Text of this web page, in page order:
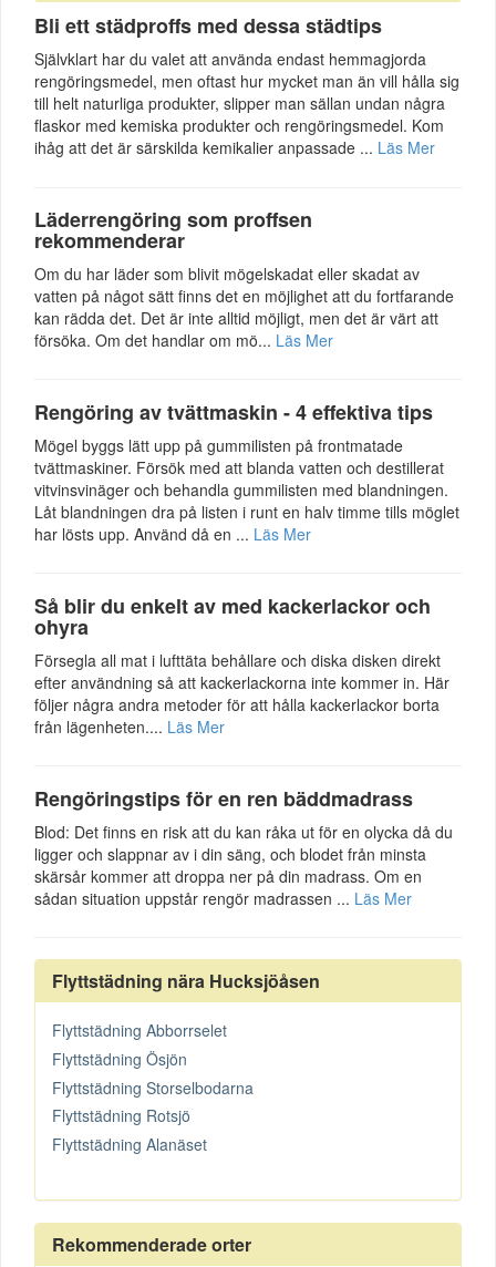
Bli ett städproffs med dessa städtips
Självklart har du valet att använda endast hemmagjorda
rengöringsmedel, men oftast hur mycket man än vill hålla sig
till helt naturliga produkter, slipper man sällan undan några
flaskor med kemiska produkter och rengöringsmedel. Kom
ihåg att det är särskilda kemikalier anpassade ... Läs Mer
Läderrengöring som proffsen
rekommenderar
Om du har läder som blivit mögelskadat eller skadat av
vatten på något sätt finns det en möjlighet att du fortfarande
kan rädda det. Det är inte alltid möjligt, men det är värt att
försöka. Om det handlar om mö... Läs Mer
Rengöring av tvättmaskin - 4 effektiva tips
Mögel byggs lätt upp på gummilisten på frontmatade
tvättmaskiner. Försök med att blanda vatten och destillerat
vitvinsvinäger och behandla gummilisten med blandningen.
Låt blandningen dra på listen i runt en halv timme tills möglet
har lösts upp. Använd då en ... Läs Mer
Så blir du enkelt av med kackerlackor och
ohyra
Försegla all mat i lufttäta behållare och diska disken direkt
efter användning så att kackerlackorna inte kommer in. Här
följer några andra metoder för att hålla kackerlackor borta
från lägenheten.... Läs Mer
Rengöringstips för en ren bäddmadrass
Blod: Det finns en risk att du kan råka ut för en olycka då du
ligger och slappnar av i din säng, och blodet från minsta
skärsår kommer att droppa ner på din madrass. Om en
sådan situation uppstår rengör madrassen ... Läs Mer
Flyttstädning nära Hucksjöåsen
Flyttstädning Abborrselet
Flyttstädning Ösjön
Flyttstädning Storselbodarna
Flyttstädning Rotsjö
Flyttstädning Alanäset
Rekommenderade orter